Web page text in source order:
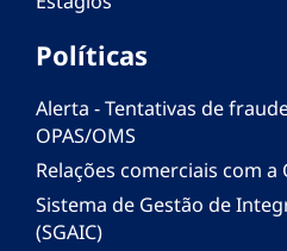
Políticas
Alerta - Tentativas de
OPAS/OMS
Relações comerciais com a
Sistema de Gestão de
(SGAIC)